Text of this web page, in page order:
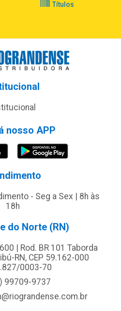
Títulos
nosso APP
- Seg a Sex | 8h às
18h
do Norte (RN)
| Rod. BR 101 Taborda
RN, CEP 59.162-000
0003-70
99709-9737